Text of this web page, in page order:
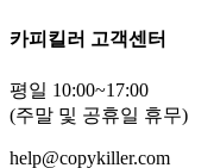
카피킬러 고객센터
평일 10:00~17:00
(주말 및 공휴일 휴무)
help@copykiller.com